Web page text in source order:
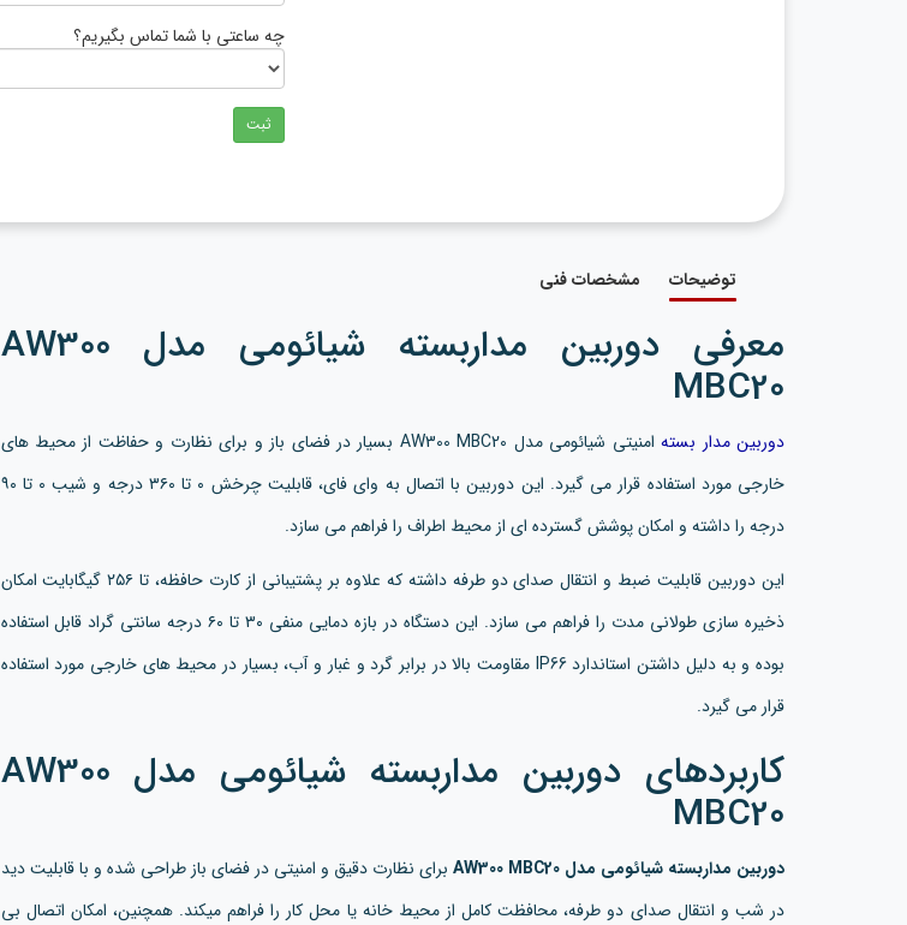
چه ساعتی با شما تماس بگیریم؟
ثبت
توضیحات مشخصات فنی
معرفی دوربین مداربسته شیائومی مدل AW300
MBC20
دوربین مدار بسته
امنیتی شیائومی مدل AW300 MBC20 بسیار در فضای باز و برای نظارت و حفاظت از محیط های
خارجی مورد استفاده قرار می گیرد. این دوربین با اتصال به وای فای، قابلیت چرخش ۰ تا ۳۶۰ درجه و شیب ۰ تا ۹۰
درجه را داشته و امکان پوشش گسترده ای از محیط اطراف را فراهم می سازد.
این دوربین قابلیت ضبط و انتقال صدای دو طرفه داشته که علاوه بر پشتیبانی از کارت حافظه، تا ۲۵۶ گیگابایت امکان
ذخیره سازی طولانی مدت را فراهم می سازد. این دستگاه در بازه دمایی منفی ۳۰ تا ۶۰ درجه سانتی گراد قابل استفاده
بوده و به دلیل داشتن استاندارد IP66 مقاومت بالا در برابر گرد و غبار و آب، بسیار در محیط های خارجی مورد استفاده
قرار می گیرد.
کاربردهای دوربین مداربسته شیائومی مدل AW300
MBC20
دوربین مداربسته شیائومی مدل AW300 MBC20
برای نظارت دقیق و امنیتی در فضای باز طراحی شده و با قابلیت دید
در شب و انتقال صدای دو طرفه، محافظت کامل از محیط خانه یا محل کار را فراهم میکند. همچنین، امکان اتصال بی